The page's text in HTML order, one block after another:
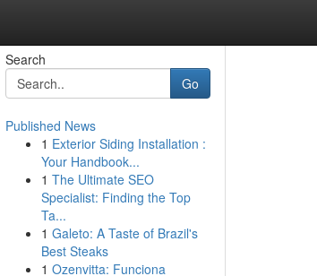
Search
Go
Published News
1 Exterior Siding Installation :
Your Handbook...
1 The Ultimate SEO
Specialist: Finding the Top
Ta...
1 Galeto: A Taste of Brazil's
Best Steaks
1 Ozenvitta: Funciona